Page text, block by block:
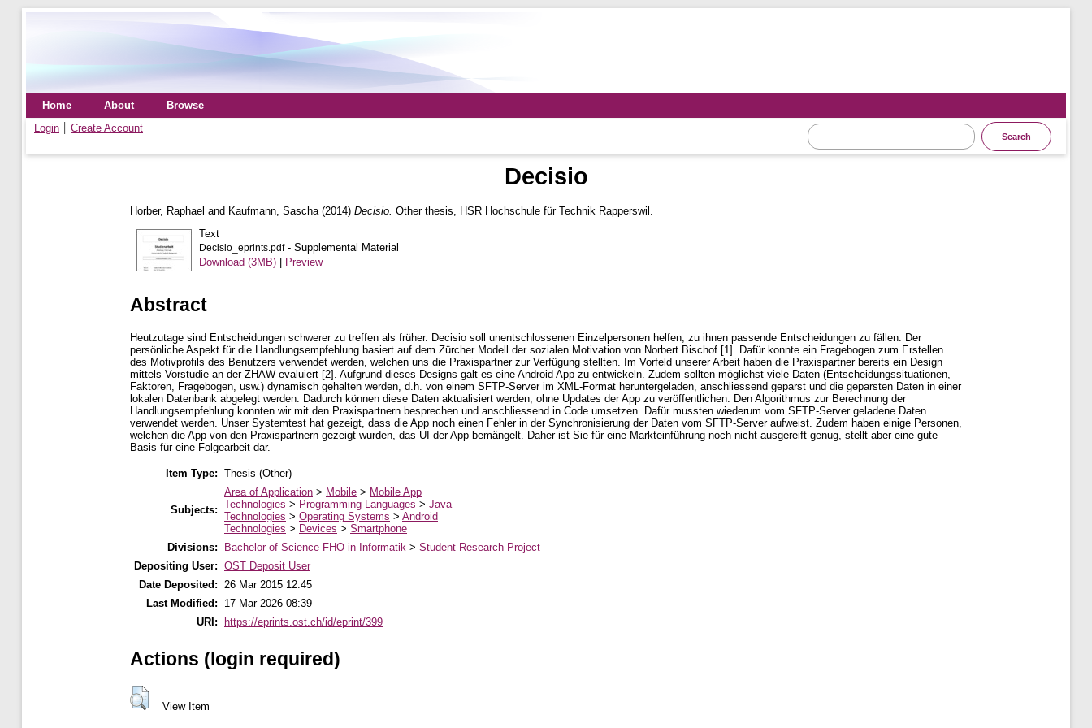
Home About
Browse
Login
Create Account
Decisio
Horber, Raphael and Kaufmann, Sascha (2014) Decisio. Other thesis, HSR Hochschule für Technik Rapperswil.
Text
Decisio_eprints.pdf- Supplemental Material
Download (3MB)| Preview
Abstract
Heutzutage sind Entscheidungen schwerer zu treffen als früher. Decisio soll unentschlossenen Einzelpersonen helfen, zu ihnen passende Entscheidungen zu fällen. Der
persönliche Aspekt für die Handlungsempfehlung basiert auf dem Zürcher Modell der sozialen Motivation von Norbert Bischof [1]. Dafür konnte ein Fragebogen zum Erstellen
des Motivprofils des Benutzers verwendet werden, welchen uns die Praxispartner zur Verfügung stellten. Im Vorfeld unserer Arbeit haben die Praxispartner bereits ein Design
mittels Vorstudie an der ZHAW evaluiert [2]. Aufgrund dieses Designs galt es eine Android App zu entwickeln. Zudem sollten möglichst viele Daten (Entscheidungssituationen,
Faktoren, Fragebogen, usw.) dynamisch gehalten werden, d.h. von einem SFTP-Server im XML-Format heruntergeladen, anschliessend geparst und die geparsten Daten in einer
lokalen Datenbank abgelegt werden. Dadurch können diese Daten aktualisiert werden, ohne Updates der App zu veröffentlichen. Den Algorithmus zur Berechnung der
Handlungsempfehlung konnten wir mit den Praxispartnern besprechen und anschliessend in Code umsetzen. Dafür mussten wiederum vom SFTP-Server geladene Daten
verwendet werden. Unser Systemtest hat gezeigt, dass die App noch einen Fehler in der Synchronisierung der Daten vom SFTP-Server aufweist. Zudem haben einige Personen,
welchen die App von den Praxispartnern gezeigt wurden, das UI der App bemängelt. Daher ist Sie für eine Markteinführung noch nicht ausgereift genug, stellt aber eine gute
Basis für eine Folgearbeit dar.
Item Type: Thesis (Other)
Subjects:
Area of Application > Mobile > Mobile App
Technologies > Programming Languages > Java
Technologies > Operating Systems > Android
Technologies > Devices > Smartphone
Divisions:
Bachelor of Science FHO in Informatik > Student Research Project
Depositing User: OST Deposit User
Date Deposited: 26 Mar 2015 12:45
Last Modified:
17 Mar 2026 08:39
URI:
https://eprints.ost.ch/id/eprint/399
Actions (login required)
View Item